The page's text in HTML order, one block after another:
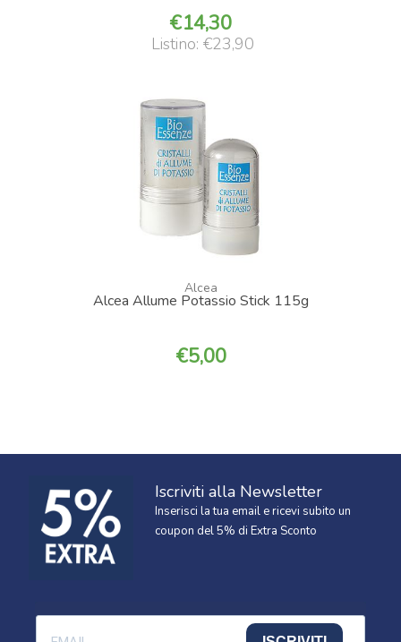
14,30
Listino: €23,90
Alcea
Alcea Allume Potassio Stick 115g
5,00
Iscriviti alla Newsletter
Inserisci la tua email e ricevi subito un
coupon del 5% di Extra Sconto